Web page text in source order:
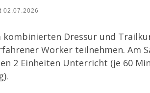
02.07.2026
kombinierten Dressur und
Worker teilnehmen. Am
2 Einheiten Unterricht (je 60